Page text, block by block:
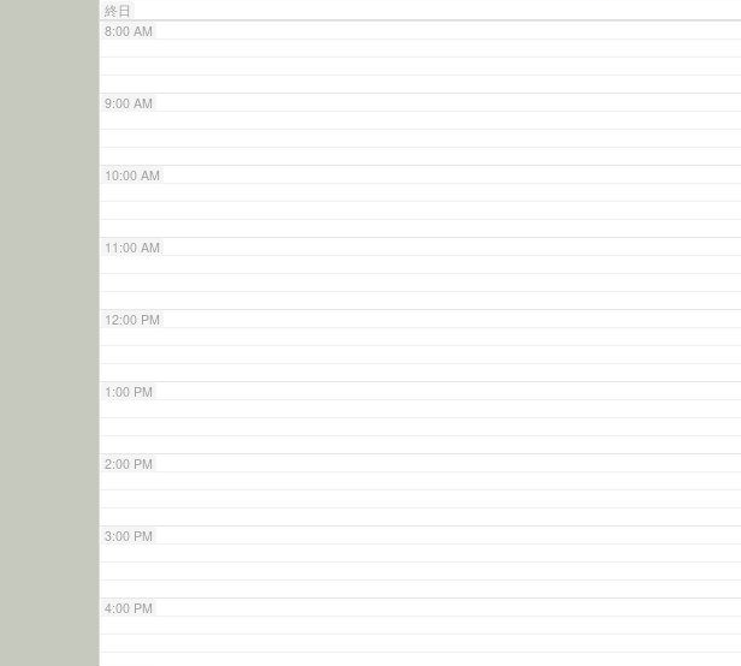
終日
8:00 AM
9:00 AM
10:00 AM
11:00 AM
12:00 PM
1:00 PM
2:00 PM
3:00 PM
4:00 PM